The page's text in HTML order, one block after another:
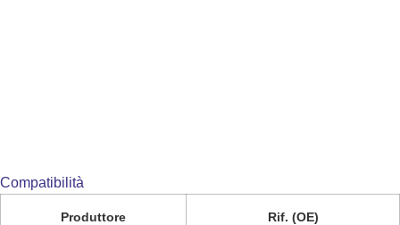
Compatibilità
Produttore Rif. (OE)